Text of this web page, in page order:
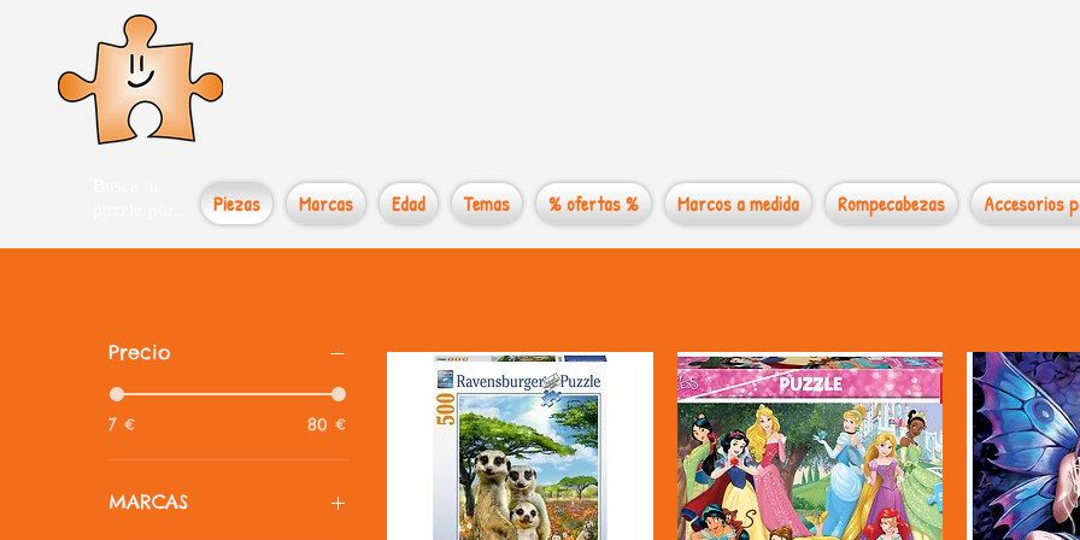
Piezas Marcas Edad Temas % ofertas % Marcos a medida Rompecabezas Accesorios
Precio
7 € 80 €
MARCAS